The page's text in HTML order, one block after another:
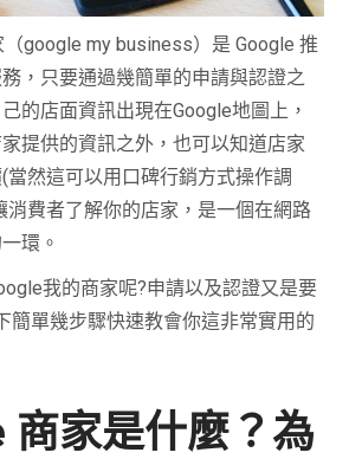
（google my business）是Google推
，只要通過幾簡單的申請與認證之
的店面資訊出現在Google地圖上，
提供的資訊之外，也可以知道店家
(當然這可以用口碑行銷方式操作調
消費者了解你的店家，是一個在網路
環。
我的商家呢?申請以及認證又是要
簡單幾步驟快速教會你這非常實用的
商家是什麼？為